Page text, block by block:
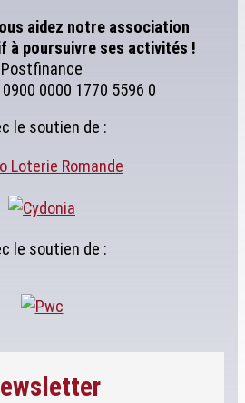
aidez notre association
à poursuivre ses activités !
Postfinance
0900 0000 1770 5596 0
le soutien de :
le soutien de :